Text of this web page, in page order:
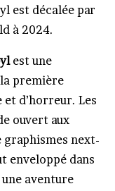
est décalée par
à 2024.
est une
première
d’horreur. Les
ouvert aux
graphismes next-
enveloppé dans
aventure